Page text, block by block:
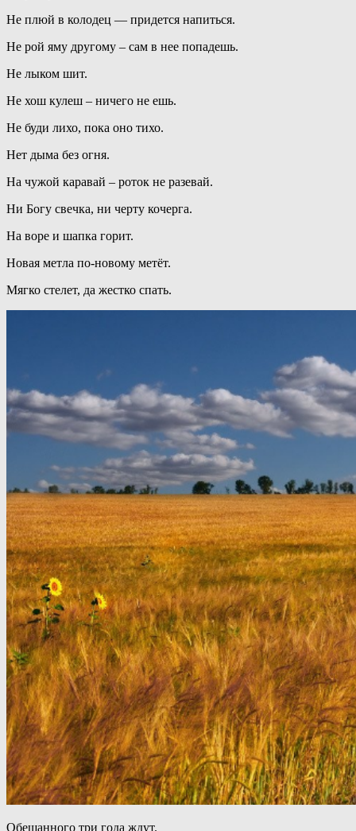
Не плюй в колодец — придется напиться.
Не рой яму другому – сам в нее попадешь.
Не лыком шит.
Не хош кулеш – ничего не ешь.
Не буди лихо, пока оно тихо.
Нет дыма без огня.
На чужой каравай – роток не разевай.
Ни Богу свечка, ни черту кочерга.
На воре и шапка горит.
Новая метла по-новому метёт.
Мягко стелет, да жестко спать.
Обещанного три года ждут.